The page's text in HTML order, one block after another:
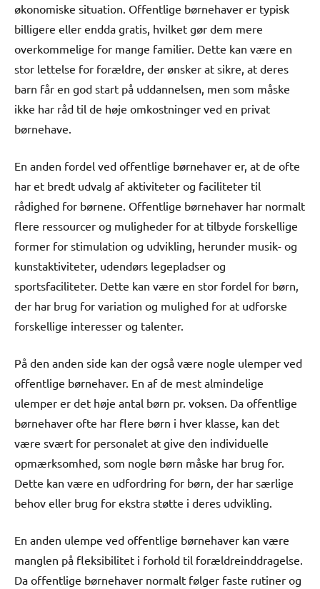
økonomiske situation. Offentlige børnehaver er typisk
billigere eller endda gratis, hvilket gør dem mere
overkommelige for mange familier. Dette kan være en
stor lettelse for forældre, der ønsker at sikre, at deres
barn får en god start på uddannelsen, men som måske
ikke har råd til de høje omkostninger ved en privat
børnehave.
En anden fordel ved offentlige børnehaver er, at de ofte
har et bredt udvalg af aktiviteter og faciliteter til
rådighed for børnene. Offentlige børnehaver har normalt
flere ressourcer og muligheder for at tilbyde forskellige
former for stimulation og udvikling, herunder musik- og
kunstaktiviteter, udendørs legepladser og
sportsfaciliteter. Dette kan være en stor fordel for børn,
der har brug for variation og mulighed for at udforske
forskellige interesser og talenter.
På den anden side kan der også være nogle ulemper ved
offentlige børnehaver. En af de mest almindelige
ulemper er det høje antal børn pr. voksen. Da offentlige
børnehaver ofte har flere børn i hver klasse, kan det
være svært for personalet at give den individuelle
opmærksomhed, som nogle børn måske har brug for.
Dette kan være en udfordring for børn, der har særlige
behov eller brug for ekstra støtte i deres udvikling.
En anden ulempe ved offentlige børnehaver kan være
manglen på fleksibilitet i forhold til forældreinddragelse.
Da offentlige børnehaver normalt følger faste rutiner og